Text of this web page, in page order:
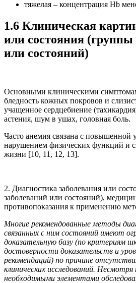
тяжелая – концентрация Hb
1.6 Клиническая
или состояния (группы
или состояний)
Основными клиническими
бледность кожных покровов и
учащенное сердцебиение
астения, шум в ушах, головная боль.
Часто анемия связана с повышенной
нарушением физических функций и
жизни [10, 11, 12, 13].
2. Диагностика заболевания или
заболеваний или состояний),
противопоказания к применению
Многие рекомендованные методы
связанных с ним состояний имеют
доказательную базу (по критериям
достоверности доказательств и
рекомендаций) по причине
клинических исследований.
необходимыми элементами